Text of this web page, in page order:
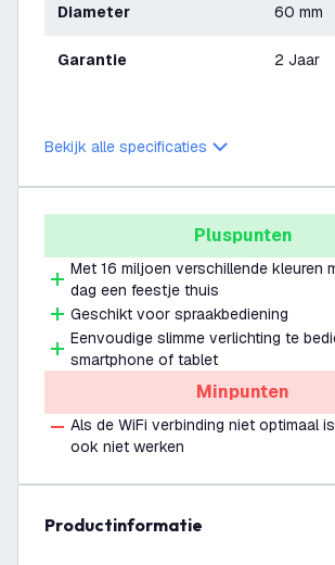
Diameter 60 mm
Garantie 2 Jaar
Bekijk alle specificaties
Pluspunten
Met 16 miljoen verschillende kleuren
dag een feestje thuis
Geschikt voor spraakbediening
Eenvoudige slimme verlichting te
smartphone of tablet
Minpunten
Als de WiFi verbinding niet optimaal
ook niet werken
productinformatie